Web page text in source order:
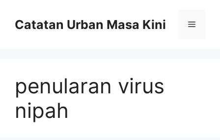
contentCatatan Urban Masa Kini Menu
penularan virus
nipah